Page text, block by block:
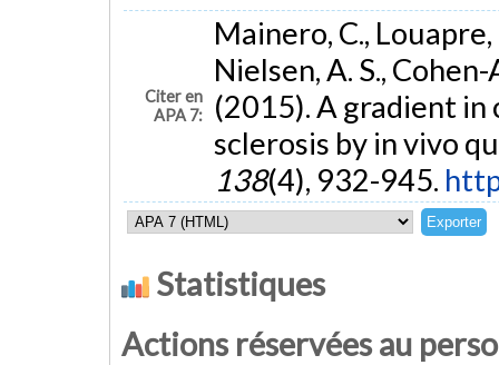
Citer en
APA 7:
Mainero, C., Louapre,
Nielsen, A. S., Cohen-
(2015). A gradient
sclerosis by in vivo
138(4), 932-945.
Statistiques
Actions réservées au